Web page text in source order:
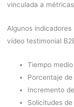
vinculada a
Algunos
vídeo testimonial
Tiempo
Porcentaje
Incremento
Solicitudes